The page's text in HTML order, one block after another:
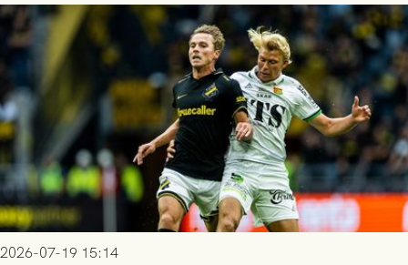
då vinnaren i mötet mellan isländska Valur och HŠK Zrinjski
Mostar från Bosnien och Hercegovina.
2026-07-19 15:14